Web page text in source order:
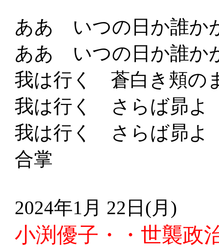
ああ いつの日か誰か
ああ いつの日か誰か
我は行く 蒼白き頬の
我は行く さらば昴よ
我は行く さらば昴よ
合掌
2024年1月 22日(月)
小渕優子・・世襲